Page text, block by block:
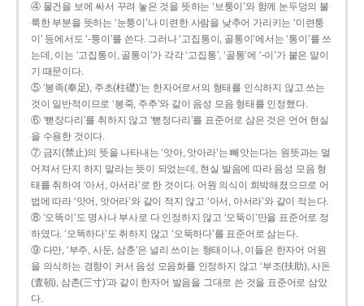
④ 물건을 보에 싸서 꾸려 놓은 것을 뜻하는 ‘보퉁이’와 함께 눈두덩의 불
룩한 부분을 뜻하는 ‘눈퉁이’나 미련한 사람을 낮추어 가리키는 ‘미련퉁
이’ 등에서도 ‘-퉁이’를 쓴다. 그러나 ‘고집통이, 골통이’에서는 ‘통이’를 쓰
는데, 이는 ‘고집통이, 골통이’가 각각 ‘고집통’, ‘골통’에 ‘-이’가 붙은 말이
기 때문이다.
⑤ ‘봉족(奉足), 주초(柱礎)’는 한자어로서의 형태를 인식하지 않고 쓰는
것이 일반적이므로 ‘봉죽, 주추’와 같이 음성 모음 형태를 인정했다.
⑥ ‘뻗장다리’를 취하지 않고 ‘뻗정다리’를 표준어로 삼은 것은 언어 현실
을 수용한 것이다.
⑦ 금지(禁止)의 뜻을 나타내는 ‘앗아, 앗아라’는 빼앗는다는 원뜻과는 멀
어져서 단지 하지 말라는 뜻이 되었는데, 현실 발음에 따라 음성 모음 형
태를 취하여 ‘아서, 아서라’로 한 것이다. 어원 의식이 희박해졌으므로 어
법에 따라 ‘앗어, 앗어라’와 같이 적지 않고 ‘아서, 아서라’와 같이 적는다.
⑧ ‘오똑이’도 명사나 부사로 다 인정하지 않고 ‘오뚝이’만을 표준어로 정
하였다. ‘오똑하다’도 취하지 않고 ‘오뚝하다’를 표준어로 삼는다.
⑨ 다만, ‘부주, 사둔, 삼춘’은 널리 쓰이는 형태이나, 이들은 한자어 어원
을 의식하는 경향이 커서 음성 모음화를 인정하지 않고 ‘부조(扶助), 사돈
(査頓), 삼촌(三寸)’과 같이 한자어 발음을 그대로 쓴 것을 표준어로 삼았
다.